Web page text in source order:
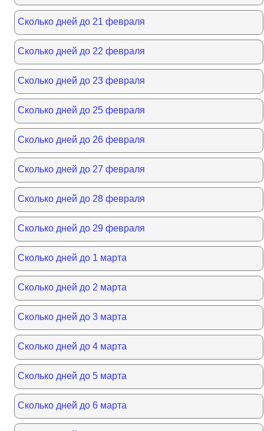
Сколько дней до 21 февраля
Сколько дней до 22 февраля
Сколько дней до 23 февраля
Сколько дней до 25 февраля
Сколько дней до 26 февраля
Сколько дней до 27 февраля
Сколько дней до 28 февраля
Сколько дней до 29 февраля
Сколько дней до 1 марта
Сколько дней до 2 марта
Сколько дней до 3 марта
Сколько дней до 4 марта
Сколько дней до 5 марта
Сколько дней до 6 марта